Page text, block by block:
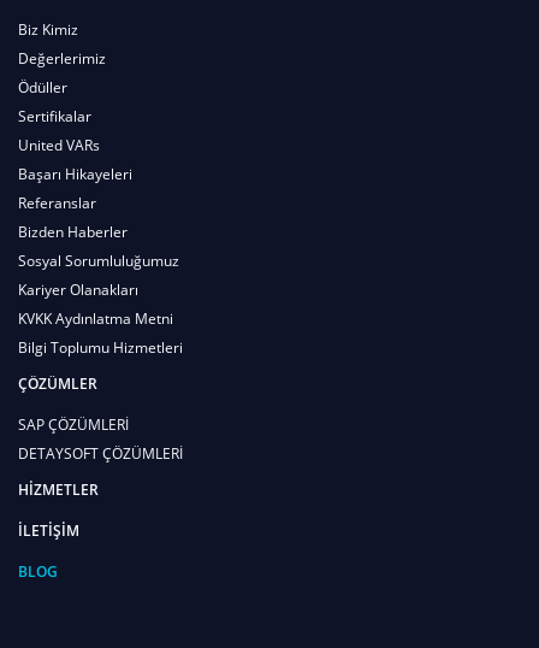
Biz Kimiz
Değerlerimiz
Ödüller
Sertifikalar
United VARs
Başarı Hikayeleri
Referanslar
Bizden Haberler
Sosyal Sorumluluğumuz
Kariyer Olanakları
KVKK Aydınlatma Metni
Bilgi Toplumu Hizmetleri
ÇÖZÜMLER
SAP ÇÖZÜMLERİ
DETAYSOFT ÇÖZÜMLERİ
HİZMETLER
İLETİŞİM
BLOG